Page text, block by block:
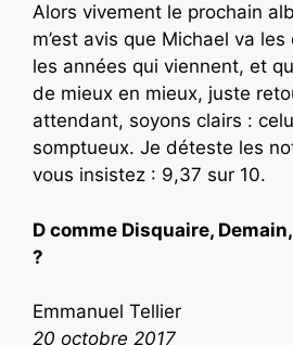
Alors vivement le prochain
m’est avis que Michael va
les années qui viennent, et
de mieux en mieux, juste
attendant, soyons clairs :
somptueux. Je déteste les
vous insistez : 9,37 sur 10.
D comme Disquaire,
?
Emmanuel Tellier
20 octobre 2017